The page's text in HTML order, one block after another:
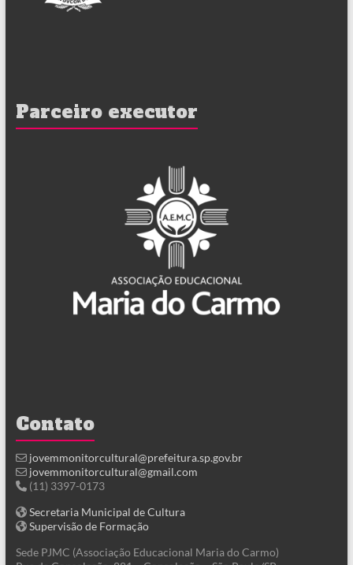
Parceiro executor
Contato
jovemmonitorcultural@prefeitura.sp.gov.br
jovemmonitorcultural@gmail.com
(11) 3397-0173
Secretaria Municipal de Cultura
Supervisão de Formação
Sede PJMC (Associação Educacional Maria do Carmo)